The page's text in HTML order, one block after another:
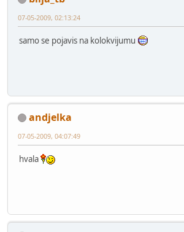
07-05-2009, 02:13:24
samo se pojavis na kolokvijumu
andjelka
07-05-2009, 04:07:49
hvala